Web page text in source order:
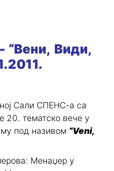
“Вени, Види,
Сали СПЕНС-а са
20. тематско вече у
под називом “Veni,
Менаџер у